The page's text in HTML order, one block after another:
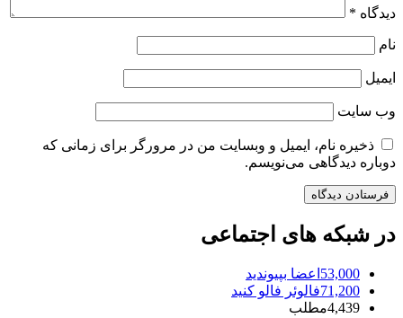
دیدگاه *
نام
ایمیل
وب‌ سایت
ذخیره نام، ایمیل و وبسایت من در مرورگر برای زمانی که
دوباره دیدگاهی می‌نویسم.
در شبکه های اجتماعی
53,000 اعضا بپیوندید
71,200فالوئر فالو کنید
4,439مطلب